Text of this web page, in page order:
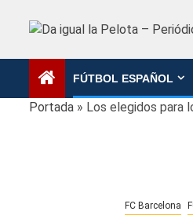
FÚTBOL ESPAÑOL
Portada » Los elegidos para
FC Barcelona